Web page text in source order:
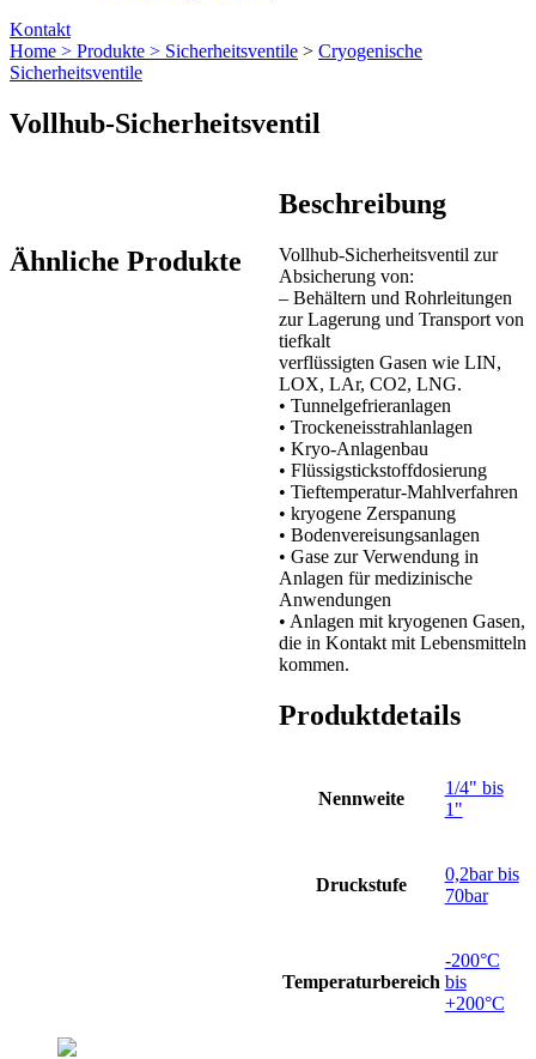
Kontakt
Home > Produkte > Sicherheitsventile > Cryogenische
Sicherheitsventile
Vollhub-Sicherheitsventil
Beschreibung
Vollhub-Sicherheitsventil zur
Absicherung von:
– Behältern und Rohrleitungen
zur Lagerung und Transport von
tiefkalt
verflüssigten Gasen wie LIN,
LOX, LAr, CO2, LNG.
• Tunnelgefrieranlagen
• Trockeneisstrahlanlagen
• Kryo-Anlagenbau
• Flüssigstickstoffdosierung
• Tieftemperatur-Mahlverfahren
• kryogene Zerspanung
• Bodenvereisungsanlagen
• Gase zur Verwendung in
Anlagen für medizinische
Anwendungen
• Anlagen mit kryogenen Gasen,
die in Kontakt mit Lebensmitteln
kommen.
Produktdetails
Nennweite
1/4" bis
1"
Druckstufe
0,2bar bis
70bar
Temperaturbereich
-200°C
bis
+200°C
Ähnliche Produkte